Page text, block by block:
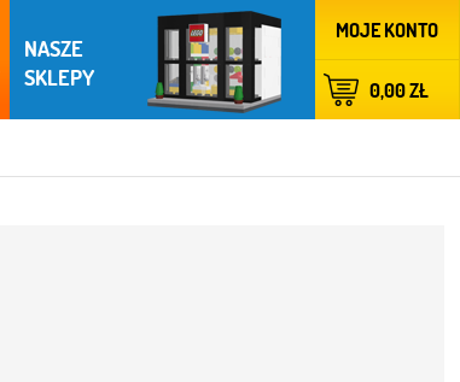
MOJE KONTO
0,00 ZŁ
NASZE
SKLEPY